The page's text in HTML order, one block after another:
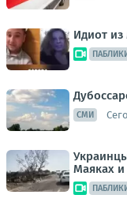
Идиот
ПАБЛИКИ
СМИ
Маяках и
ПАБЛИКИ